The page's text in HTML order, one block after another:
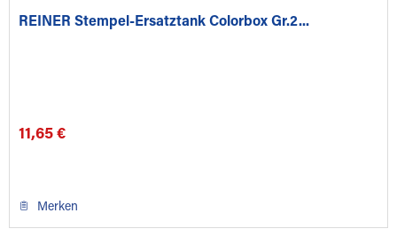
REINER Stempel-Ersatztank Colorbox Gr.2...
11,65 €
Merken